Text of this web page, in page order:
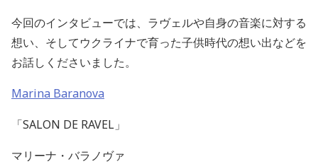
今回のインタビューでは、ラヴェルや自身の音楽に対する
想い、そしてウクライナで育った子供時代の想い出などを
お話しくださいました。
Marina Baranova
「SALON DE RAVEL」
マリーナ・バラノヴァ